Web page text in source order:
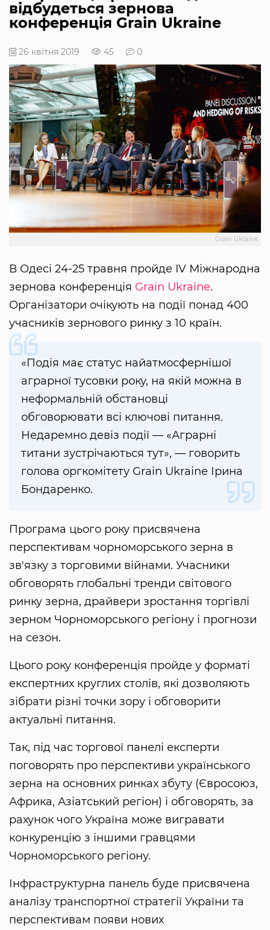
відбудеться зернова
конференція Grain Ukraine
26 квітня 2019 45 0
Grain Ukraine
В Одесі 24-25 травня пройде IV Міжнародна
зернова конференція Grain Ukraine.
Організатори очікують на події понад 400
учасників зернового ринку з 10 країн.
«Подія має статус найатмосфернішої
аграрної тусовки року, на якій можна в
неформальній обстановці
обговорювати всі ключові питання.
Недаремно девіз події — «Аграрні
титани зустрічаються тут», — говорить
голова оргкомітету Grain Ukraine Ірина
Бондаренко.
Програма цього року присвячена
перспективам чорноморського зерна в
зв'язку з торговими війнами. Учасники
обговорять глобальні тренди світового
ринку зерна, драйвери зростання торгівлі
зерном Чорноморського регіону і прогнози
на сезон.
Цього року конференція пройде у форматі
експертних круглих столів, які дозволяють
зібрати різні точки зору і обговорити
актуальні питання.
Так, під час торгової панелі експерти
поговорять про перспективи українського
зерна на основних ринках збуту (Євросоюз,
Африка, Азіатський регіон) і обговорять, за
рахунок чого Україна може вигравати
конкуренцію з іншими гравцями
Чорноморського регіону.
Інфраструктурна панель буде присвячена
аналізу транспортної стратегії України та
перспективам появи нових